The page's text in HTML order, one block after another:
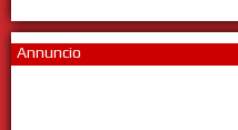
Annuncio